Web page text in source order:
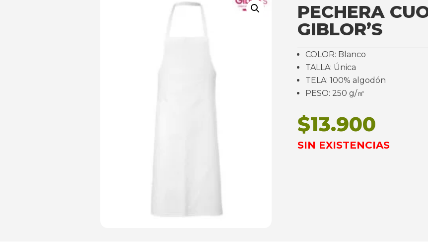
PECHERA
GIBLOR’S
COLOR: Blanco
TALLA: Única
TELA: 100% algodón
PESO: 250 g/㎡
$13.900
SIN EXISTENCIAS